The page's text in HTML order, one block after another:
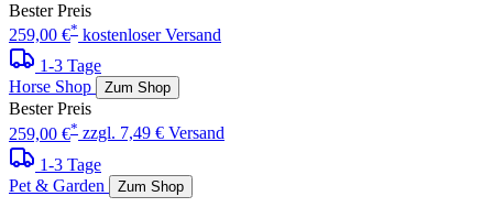
Bester Preis
259,00 €* kostenloser Versand
1-3 Tage
Horse Shop
Zum Shop
Bester Preis
259,00 €* zzgl. 7,49 € Versand
1-3 Tage
Pet & Garden
Zum Shop